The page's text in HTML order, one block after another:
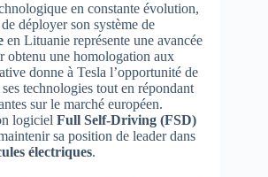
en constante évolution,
déployer son système de
en Lituanie représente une avancée
obtenu une homologation aux
donne à Tesla l’opportunité de
technologies tout en répondant
sur le marché européen.
logiciel Full Self-Driving (FSD)
sa position de leader dans
électriques.